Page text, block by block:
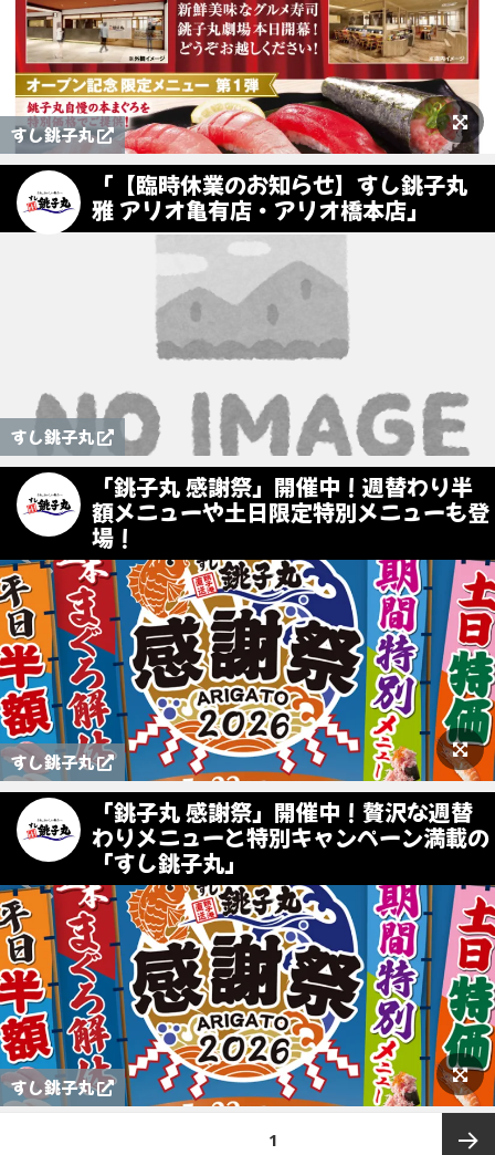
すし銚子丸
「【臨時休業のお知らせ】すし銚子丸
雅 アリオ亀有店・アリオ橋本店」
すし銚子丸
「銚子丸 感謝祭」開催中！週替わり半
額メニューや土日限定特別メニューも登
場！
すし銚子丸
「銚子丸 感謝祭」開催中！贅沢な週替
わりメニューと特別キャンペーン満載の
「すし銚子丸」
すし銚子丸
1